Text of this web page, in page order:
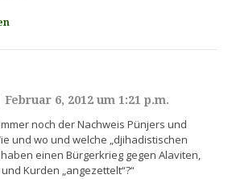
|Februar 6, 2012 um 1:21 p.m.
noch der Nachweis Pünjers und
und wo und welche „djihadistischen
einen Bürgerkrieg gegen Alaviten,
Kurden „angezettelt“?“